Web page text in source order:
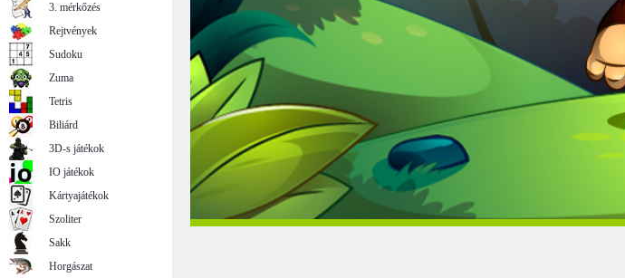
3. mérkőzés
Rejtvények
Sudoku
Zuma
Tetris
Biliárd
3D-s játékok
IO játékok
Kártyajátékok
Szoliter
Sakk
Horgászat